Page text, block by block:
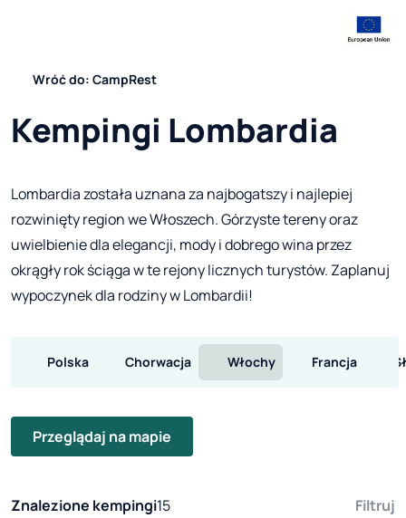
Wróć do: CampRest
Kempingi Lombardia
Lombardia została uznana za najbogatszy i najlepiej
rozwinięty region we Włoszech. Górzyste tereny oraz
uwielbienie dla elegancji, mody i dobrego wina przez
okrągły rok ściąga w te rejony licznych turystów. Zaplanuj
wypoczynek dla rodziny w Lombardii!
Polska Chorwacja Włochy Francja
Przeglądaj na mapie
Znalezione kempingi15 Filtruj